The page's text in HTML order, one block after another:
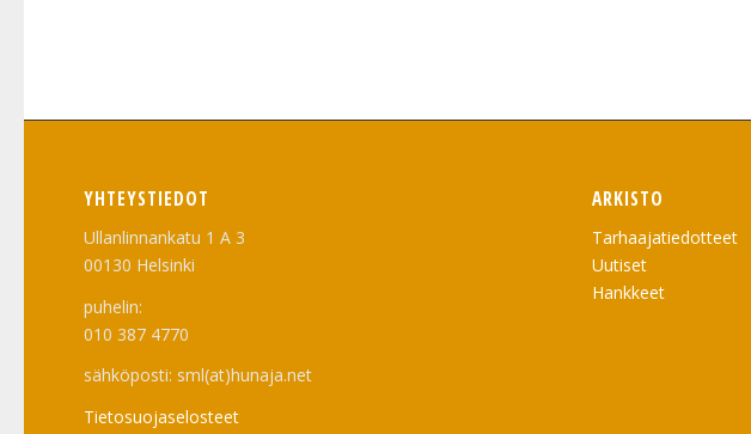
YHTEYSTIEDOT
Ullanlinnankatu 1 A 3
00130 Helsinki
puhelin:
010 387 4770
sähköposti: sml(at)hunaja.net
Tietosuojaselosteet
ARKISTO
Tarhaajatiedotteet
Uutiset
Hankkeet